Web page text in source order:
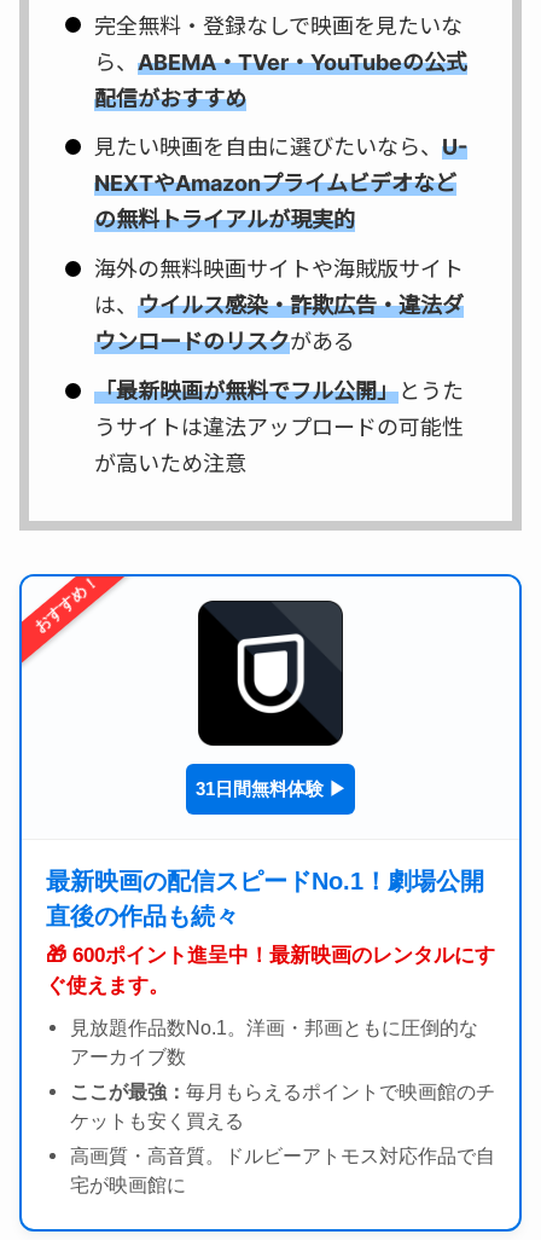
完全無料・登録なしで映画を見たいな
ら、 ABEMA・TVer・YouTubeの公式
配信がおすすめ
見たい映画を自由に選びたいなら、 U-
NEXTやAmazonプライムビデオなど
の無料トライアルが現実的
海外の無料映画サイトや海賊版サイト
は、 ウイルス感染・詐欺広告・違法ダ
ウンロードのリスクがある
「最新映画が無料でフル公開」とうた
うサイトは違法アップロードの可能性
が高いため注意
おすすめ！
31日間無料体験 ▶
最新映画の配信スピードNo.1！劇場公開
直後の作品も続々
🎁 600ポイント進呈中！最新映画のレンタルにす
ぐ使えます。
見放題作品数No.1。洋画・邦画ともに圧倒的な
アーカイブ数
ここが最強： 毎月もらえるポイントで映画館のチ
ケットも安く買える
高画質・高音質。ドルビーアトモス対応作品で自
宅が映画館に